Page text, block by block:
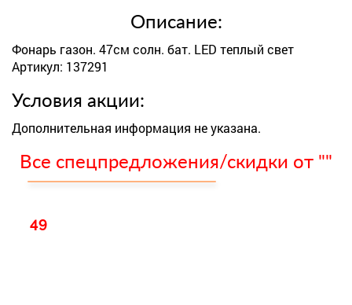
Описание:
Фонарь газон. 47см солн. бат. LED теплый свет
Артикул: 137291
Условия акции:
Дополнительная информация не указана.
Все спецпредложения/скидки от ""
49